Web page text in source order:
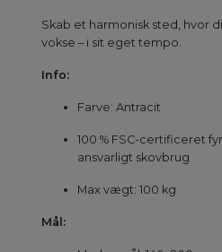
Skab et harmonisk sted, hvor
vokse – i sit eget tempo.
Info:
Farve: Antracit
100 % FSC-certificeret
ansvarligt skovbrug
Max vægt: 100 kg
Mål: